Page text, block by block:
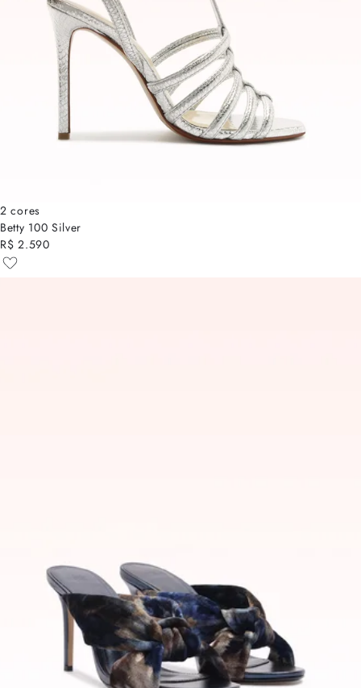
2 cores
Betty 100 Silver
R$ 2.590